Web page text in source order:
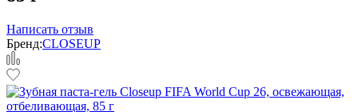
Написать отзыв
Бренд:CLOSEUP